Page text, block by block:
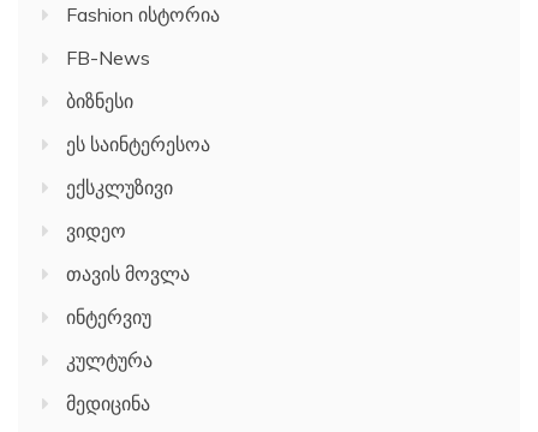
Fashion ისტორია
FB-News
ბიზნესი
ეს საინტერესოა
ექსკლუზივი
ვიდეო
თავის მოვლა
ინტერვიუ
კულტურა
მედიცინა